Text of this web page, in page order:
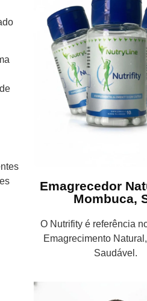
Emagrecedor
Mombuca,
O Nutrifity é referência
Emagrecimento
Saudável.